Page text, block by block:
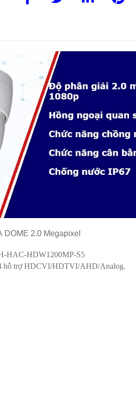
DOME 2.0 Megapixel
HAC-HDW1200MP-S5
hỗ trợ HDCVI/HDTVI/AHD/Analog.